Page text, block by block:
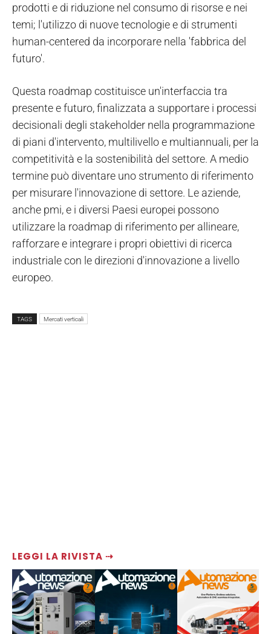
LEGGI LA RIVISTA ⇢
prodotti e di riduzione nel consumo di risorse e nei
temi; l'utilizzo di nuove tecnologie e di strumenti
human-centered da incorporare nella 'fabbrica del
futuro'.
Questa roadmap costituisce un'interfaccia tra
presente e futuro, finalizzata a supportare i processi
decisionali degli stakeholder nella programmazione
di piani d'intervento, multilivello e multiannuali, per la
competitività e la sostenibilità del settore. A medio
termine può diventare uno strumento di riferimento
per misurare l'innovazione di settore. Le aziende,
anche pmi, e i diversi Paesi europei possono
utilizzare la roadmap di riferimento per allineare,
rafforzare e integrare i propri obiettivi di ricerca
industriale con le direzioni d'innovazione a livello
europeo.
TAGS Mercati verticali